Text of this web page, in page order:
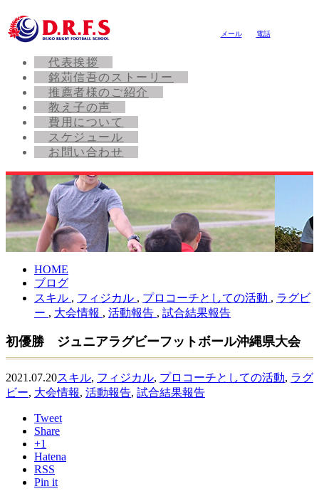
メール 電話
代表挨拶
銘苅信吾のストーリー
推薦者様のご紹介
教え子の声
費用について
スケジュール
お問い合わせ
HOME
ブログ
スキル , フィジカル , プロコーチとしての活動 , ラグビ
ー , 大会情報 , 活動報告 , 試合結果報告
初優勝 ジュニアラグビーフットボール沖縄県大会
2021.07.20スキル, フィジカル, プロコーチとしての活動, ラグ
ビー, 大会情報, 活動報告, 試合結果報告
Tweet
Share
+1
Hatena
RSS
Pin it